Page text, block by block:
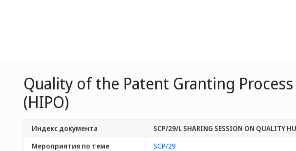
Quality of the Patent Granting
(HIPO)
Индекс документа
SCP/29/L SHARING SESSION ON QUALITY
Мероприятия по теме
SCP/29